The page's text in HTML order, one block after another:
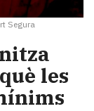
Segura
les